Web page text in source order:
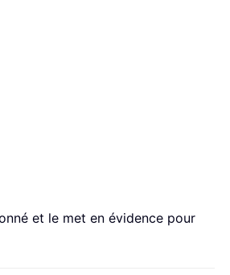
et le met en évidence pour